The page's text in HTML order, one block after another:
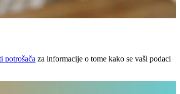
potrošača za informacije o tome kako se vaši podaci